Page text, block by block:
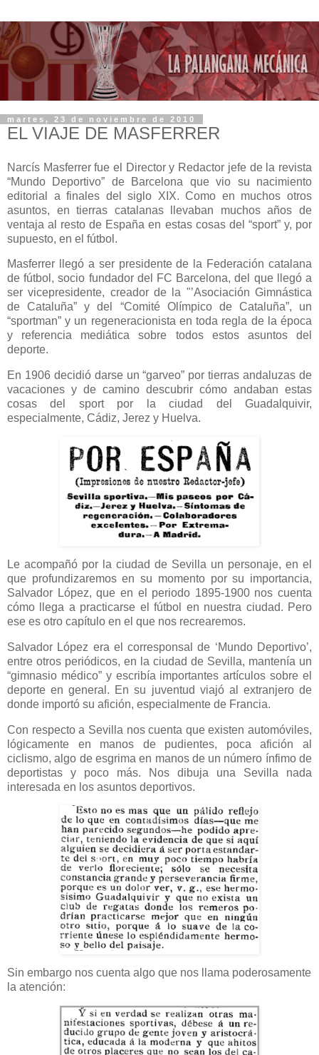
martes, 23 de noviembre de 2010
EL VIAJE DE MASFERRER
Narcís Masferrer fue el Director y Redactor jefe de la revista
“Mundo Deportivo” de Barcelona que vio su nacimiento
editorial a finales del siglo XIX. Como en muchos otros
asuntos, en tierras catalanas llevaban muchos años de
ventaja al resto de España en estas cosas del “sport” y, por
supuesto, en el fútbol.
Masferrer llegó a ser presidente de la Federación catalana
de fútbol, socio fundador del FC Barcelona, del que llegó a
ser vicepresidente, creador de la "’Asociación Gimnástica
de Cataluña” y del “Comité Olímpico de Cataluña”, un
“sportman” y un regeneracionista en toda regla de la época
y referencia mediática sobre todos estos asuntos del
deporte.
En 1906 decidió darse un “garveo” por tierras andaluzas de
vacaciones y de camino descubrir cómo andaban estas
cosas del sport por la ciudad del Guadalquivir,
especialmente, Cádiz, Jerez y Huelva.
Le acompañó por la ciudad de Sevilla un personaje, en el
que profundizaremos en su momento por su importancia,
Salvador López, que en el periodo 1895-1900 nos cuenta
cómo llega a practicarse el fútbol en nuestra ciudad. Pero
ese es otro capítulo en el que nos recrearemos.
Salvador López era el corresponsal de ‘Mundo Deportivo’,
entre otros periódicos, en la ciudad de Sevilla, mantenía un
“gimnasio médico” y escribía importantes artículos sobre el
deporte en general. En su juventud viajó al extranjero de
donde importó su afición, especialmente de Francia.
Con respecto a Sevilla nos cuenta que existen automóviles,
lógicamente en manos de pudientes, poca afición al
ciclismo, algo de esgrima en manos de un número ínfimo de
deportistas y poco más. Nos dibuja una Sevilla nada
interesada en los asuntos deportivos.
Sin embargo nos cuenta algo que nos llama poderosamente
la atención: